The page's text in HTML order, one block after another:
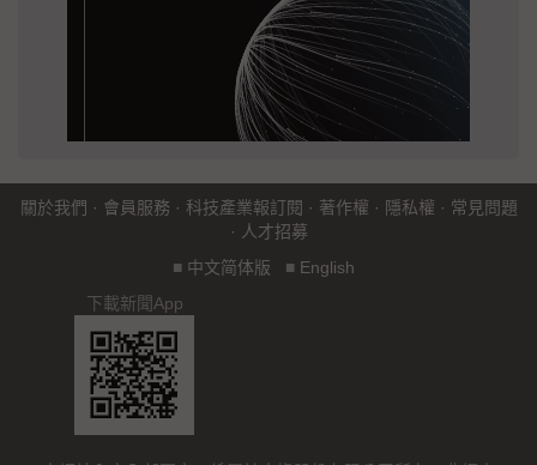
關於我們 · 會員服務 · 科技產業報訂閱 · 著作權 · 隱私權 · 常見問題
· 人才招募
■ 中文简体版 ■ English
下載新聞App